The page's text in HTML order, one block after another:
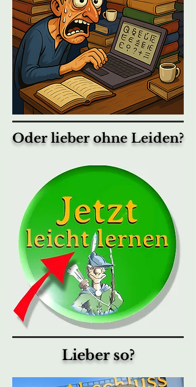
Oder lieber ohne Leiden?
Lieber so?